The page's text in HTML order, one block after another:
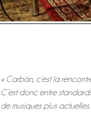
« Carbàn, c’est la
C’est donc entre
de musiques plus